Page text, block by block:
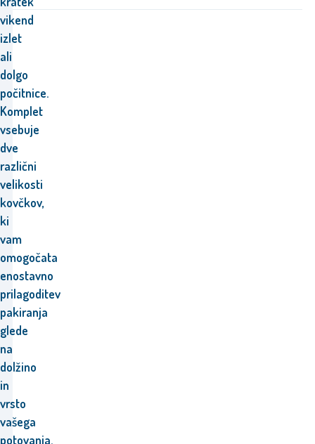
vikend
izlet
ali
dolgo
počitnice.
Komplet
vsebuje
dve
različni
velikosti
kovčkov,
ki
vam
omogočata
enostavno
prilagoditev
pakiranja
glede
na
dolžino
in
vrsto
vašega
potovanja.